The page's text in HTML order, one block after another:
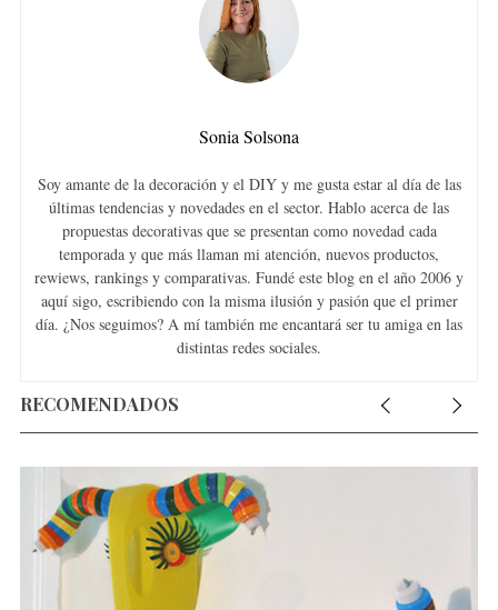
Sonia Solsona
Soy amante de la decoración y el DIY y me gusta estar al día de las
últimas tendencias y novedades en el sector. Hablo acerca de las
propuestas decorativas que se presentan como novedad cada
temporada y que más llaman mi atención, nuevos productos,
rewiews, rankings y comparativas. Fundé este blog en el año 2006 y
aquí sigo, escribiendo con la misma ilusión y pasión que el primer
día. ¿Nos seguimos? A mí también me encantará ser tu amiga en las
distintas redes sociales.
RECOMENDADOS